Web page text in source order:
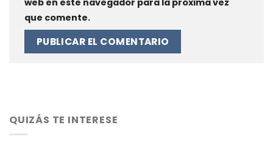
web en este navegador para la próxima vez
que comente.
QUIZÁS TE INTERESE